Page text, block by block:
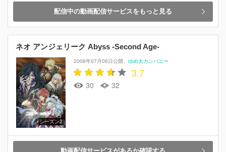
配信中の動画配信サービスをもっと見る
ネオ アンジェリーク Abyss -Second Age-
シーズン2
2008年07月06日公開 ゆめ太カンパニー
3.7
30 32